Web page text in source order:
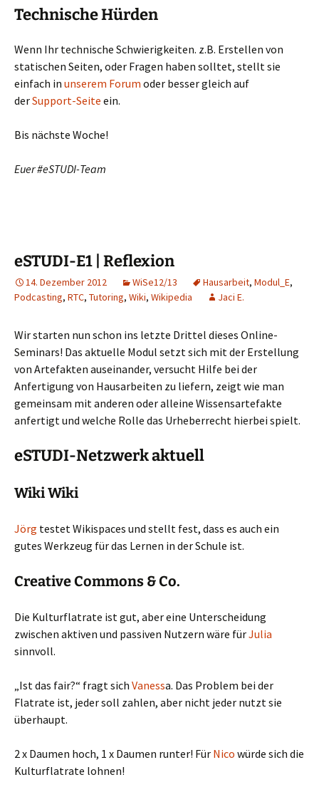
Technische Hürden
Wenn Ihr technische Schwierigkeiten. z.B. Erstellen von
statischen Seiten, oder Fragen haben solltet, stellt sie
einfach in unserem Forum oder besser gleich auf
derSupport-Seite ein.
Bis nächste Woche!
Euer #eSTUDI-Team
eSTUDI-E1 | Reflexion
14. Dezember 2012 WiSe12/13 Hausarbeit, Modul_E,
Podcasting, RTC, Tutoring, Wiki, Wikipedia Jaci E.
Wir starten nun schon ins letzte Drittel dieses Online-
Seminars! Das aktuelle Modul setzt sich mit der Erstellung
von Artefakten auseinander, versucht Hilfe bei der
Anfertigung von Hausarbeiten zu liefern, zeigt wie man
gemeinsam mit anderen oder alleine Wissensartefakte
anfertigt und welche Rolle das Urheberrecht hierbei spielt.
eSTUDI-Netzwerk aktuell
Wiki Wiki
Jörg testet Wikispaces und stellt fest, dass es auch ein
gutes Werkzeug für das Lernen in der Schule ist.
Creative Commons & Co.
Die Kulturflatrate ist gut, aber eine Unterscheidung
zwischen aktiven und passiven Nutzern wäre fürJulia
sinnvoll.
„Ist das fair?“ fragt sich Vanessa. Das Problem bei der
Flatrate ist, jeder soll zahlen, aber nicht jeder nutzt sie
überhaupt.
2 x Daumen hoch, 1 x Daumen runter! Für Nico würde sich die
Kulturflatrate lohnen!